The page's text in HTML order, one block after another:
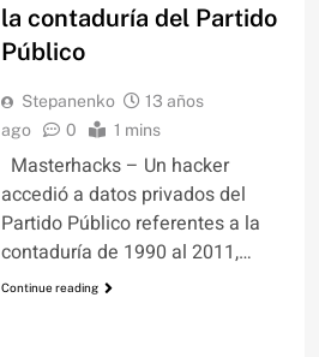
la contaduría del Partido
Público
Stepanenko
13 años
ago
0 1 mins
Masterhacks – Un hacker
accedió a datos privados del
Partido Público referentes a la
contaduría de 1990 al 2011,…
Continue reading